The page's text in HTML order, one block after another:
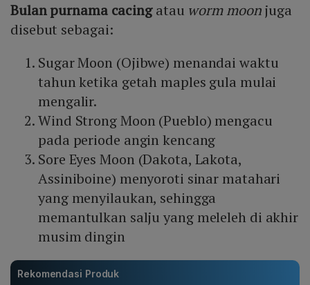
Bulan purnama cacingatau worm moonjuga
disebut sebagai:
Sugar Moon (Ojibwe) menandai waktu
tahun ketika getah maples gula mulai
mengalir.
Wind Strong Moon (Pueblo) mengacu
pada periode angin kencang
Sore Eyes Moon (Dakota, Lakota,
Assiniboine) menyoroti sinar matahari
yang menyilaukan, sehingga
memantulkan salju yang meleleh di akhir
musim dingin
Rekomendasi Produk